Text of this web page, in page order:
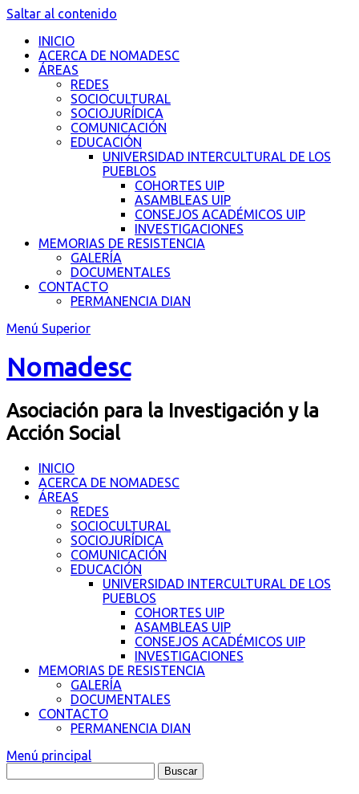
Saltar al contenido
INICIO
ACERCA DE NOMADESC
ÁREAS
REDES
SOCIOCULTURAL
SOCIOJURÍDICA
COMUNICACIÓN
EDUCACIÓN
UNIVERSIDAD INTERCULTURAL DE LOS
PUEBLOS
COHORTES UIP
ASAMBLEAS UIP
CONSEJOS ACADÉMICOS UIP
INVESTIGACIONES
MEMORIAS DE RESISTENCIA
GALERÍA
DOCUMENTALES
CONTACTO
PERMANENCIA DIAN
Menú Superior
Nomadesc
Asociación para la Investigación y la
Acción Social
INICIO
ACERCA DE NOMADESC
ÁREAS
REDES
SOCIOCULTURAL
SOCIOJURÍDICA
COMUNICACIÓN
EDUCACIÓN
UNIVERSIDAD INTERCULTURAL DE LOS
PUEBLOS
COHORTES UIP
ASAMBLEAS UIP
CONSEJOS ACADÉMICOS UIP
INVESTIGACIONES
MEMORIAS DE RESISTENCIA
GALERÍA
DOCUMENTALES
CONTACTO
PERMANENCIA DIAN
Menú principal